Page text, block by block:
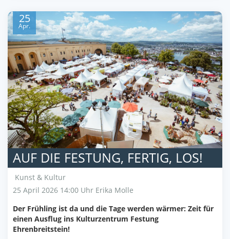
25
Apr.
AUF DIE FESTUNG, FERTIG, LOS!
Kunst & Kultur
25 April 2026 14:00 Uhr Erika Molle
Der Frühling ist da und die Tage werden wärmer: Zeit für
einen Ausflug ins Kulturzentrum Festung
Ehrenbreitstein!